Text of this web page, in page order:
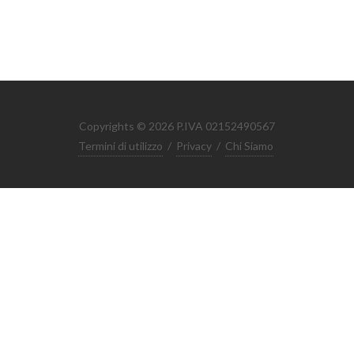
Copyrights © 2026 P.IVA 02152490567
Termini di utilizzo / Privacy / Chi Siamo